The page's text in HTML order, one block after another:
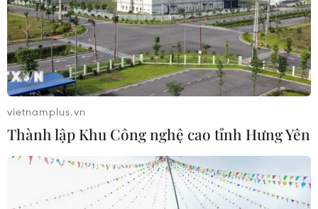
Ra mắt mô hình trạm giặt sấy thông
minh dành cho đô thị
19/06/2026 11:30
Đà Nẵng thí điểm Kiosk thông minh:
Hỗ trợ giải quyết thủ tục hành chính
trong 3 phút
vietnamplus.vn
Thành lập Khu Công nghệ cao tỉnh Hưng Yên